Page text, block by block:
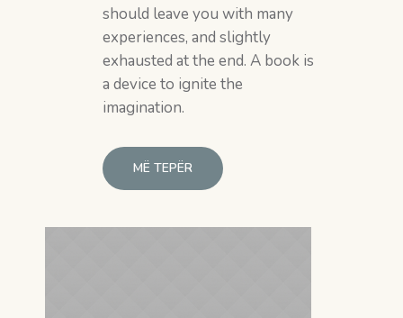
should leave you with many
experiences, and slightly
exhausted at the end. A book is
a device to ignite the
imagination.
MË TEPËR